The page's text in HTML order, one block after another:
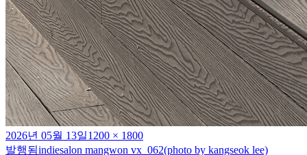
작
성
2026년 05월 13일전
체
1200 × 1800
발행됨indiesalon mangwon vx_062(photo by kangseok lee)